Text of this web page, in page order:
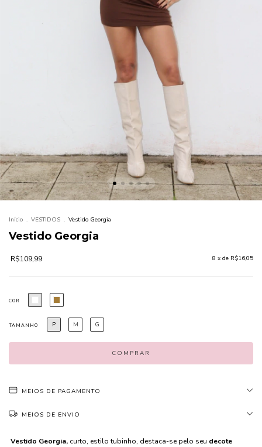
Início . VESTIDOS . Vestido Georgia
Vestido Georgia
R$109,99 8 x de R$16,05
COR
TAMANHO P M G
MEIOS DE PAGAMENTO
MEIOS DE ENVIO
Vestido Georgia, curto, estilo tubinho, destaca-se pelo seu decote